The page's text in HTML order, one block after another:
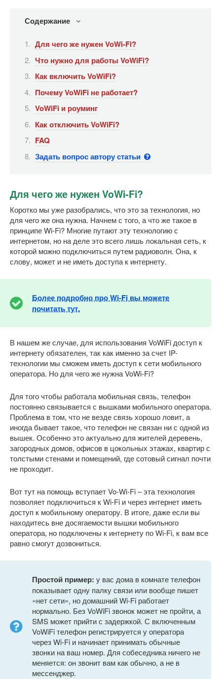
Содержание
Для чего же нужен VoWi-Fi?
Что нужно для работы VoWiFi?
Как включить VoWiFi?
Почему VoWiFi не работает?
VoWiFi и роуминг
Как отключить VoWiFi?
FAQ
Задать вопрос автору статьи
Для чего же нужен VoWi-Fi?
Коротко мы уже разобрались, что это за технология, но
для чего же она нужна. Начнем с того, а что же такое в
принципе Wi-Fi? Многие путают эту технологию с
интернетом, но на деле это всего лишь локальная сеть, к
которой можно подключиться путем радиоволн. Она, к
слову, может и не иметь доступа к интернету.
Более подробно про Wi-Fi вы можете
почитать тут.
В нашем же случае, для использования VoWiFi доступ к
интернету обязателен, так как именно за счет IP-
технологии мы сможем иметь доступ к сети мобильного
оператора. Но для чего же нужна VoWi-Fi?
Для того чтобы работала мобильная связь, телефон
постоянно связывается с вышками мобильного оператора.
Проблема в том, что не везде связь хорошо ловит, а
иногда бывает такое, что телефон не связан ни с одной из
вышек. Особенно это актуально для жителей деревень,
загородных домов, офисов в цокольных этажах, квартир с
толстыми стенами и помещений, где сотовый сигнал почти
не проходит.
Вот тут на помощь вступает Vo-Wi-Fi – эта технология
позволяет подключиться к Wi-Fi и через интернет иметь
доступ к мобильному оператору. В итоге, даже если вы
находитесь вне досягаемости вышки мобильного
оператора, но подключены к интернету по Wi-Fi, к вам все
равно смогут дозвониться.
Простой пример: у вас дома в комнате телефон
показывает одну палку связи или вообще пишет
«нет сети», но домашний Wi-Fi работает
нормально. Без VoWiFi звонок может не пройти, а
SMS может прийти с задержкой. С включенным
VoWiFi телефон регистрируется у оператора
через Wi-Fi и начинает принимать обычные
звонки на ваш номер. Для собеседника ничего не
меняется: он звонит вам как обычно, а не в
мессенджер.